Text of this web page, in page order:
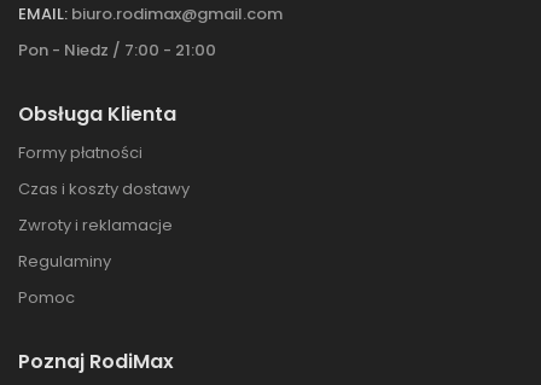
EMAIL: biuro.rodimax@gmail.com
Pon - Niedz / 7:00 - 21:00
Obsługa Klienta
Formy płatności
Czas i koszty dostawy
Zwroty i reklamacje
Regulaminy
Pomoc
Poznaj RodiMax